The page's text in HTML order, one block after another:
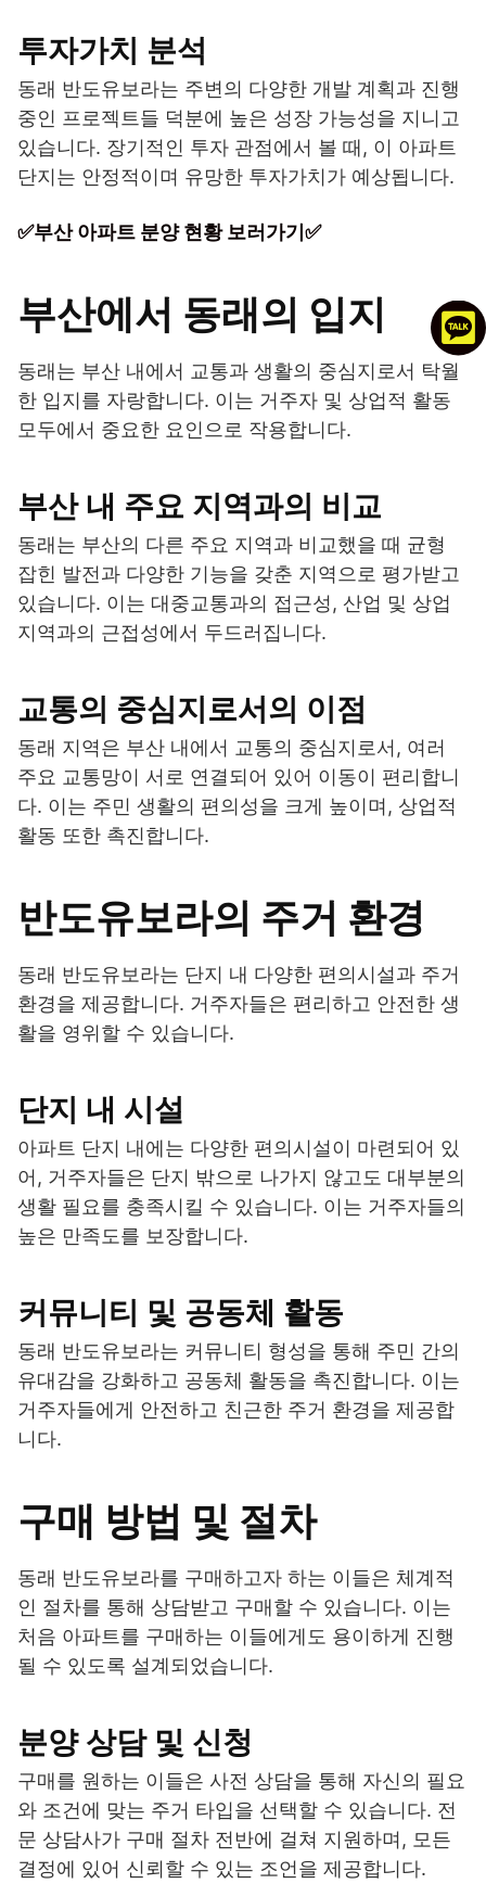
투자가치 분석
동래 반도유보라는 주변의 다양한 개발 계획과 진행
중인 프로젝트들 덕분에 높은 성장 가능성을 지니고
있습니다. 장기적인 투자 관점에서 볼 때, 이 아파트
단지는 안정적이며 유망한 투자가치가 예상됩니다.
✅부산 아파트 분양 현황 보러가기✅
부산에서 동래의 입지
동래는 부산 내에서 교통과 생활의 중심지로서 탁월
한 입지를 자랑합니다. 이는 거주자 및 상업적 활동
모두에서 중요한 요인으로 작용합니다.
부산 내 주요 지역과의 비교
동래는 부산의 다른 주요 지역과 비교했을 때 균형
잡힌 발전과 다양한 기능을 갖춘 지역으로 평가받고
있습니다. 이는 대중교통과의 접근성, 산업 및 상업
지역과의 근접성에서 두드러집니다.
교통의 중심지로서의 이점
동래 지역은 부산 내에서 교통의 중심지로서, 여러
주요 교통망이 서로 연결되어 있어 이동이 편리합니
다. 이는 주민 생활의 편의성을 크게 높이며, 상업적
활동 또한 촉진합니다.
반도유보라의 주거 환경
동래 반도유보라는 단지 내 다양한 편의시설과 주거
환경을 제공합니다. 거주자들은 편리하고 안전한 생
활을 영위할 수 있습니다.
단지 내 시설
아파트 단지 내에는 다양한 편의시설이 마련되어 있
어, 거주자들은 단지 밖으로 나가지 않고도 대부분의
생활 필요를 충족시킬 수 있습니다. 이는 거주자들의
높은 만족도를 보장합니다.
커뮤니티 및 공동체 활동
동래 반도유보라는 커뮤니티 형성을 통해 주민 간의
유대감을 강화하고 공동체 활동을 촉진합니다. 이는
거주자들에게 안전하고 친근한 주거 환경을 제공합
니다.
구매 방법 및 절차
동래 반도유보라를 구매하고자 하는 이들은 체계적
인 절차를 통해 상담받고 구매할 수 있습니다. 이는
처음 아파트를 구매하는 이들에게도 용이하게 진행
될 수 있도록 설계되었습니다.
분양 상담 및 신청
구매를 원하는 이들은 사전 상담을 통해 자신의 필요
와 조건에 맞는 주거 타입을 선택할 수 있습니다. 전
문 상담사가 구매 절차 전반에 걸쳐 지원하며, 모든
결정에 있어 신뢰할 수 있는 조언을 제공합니다.